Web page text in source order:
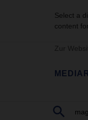
Select a
content
Zur